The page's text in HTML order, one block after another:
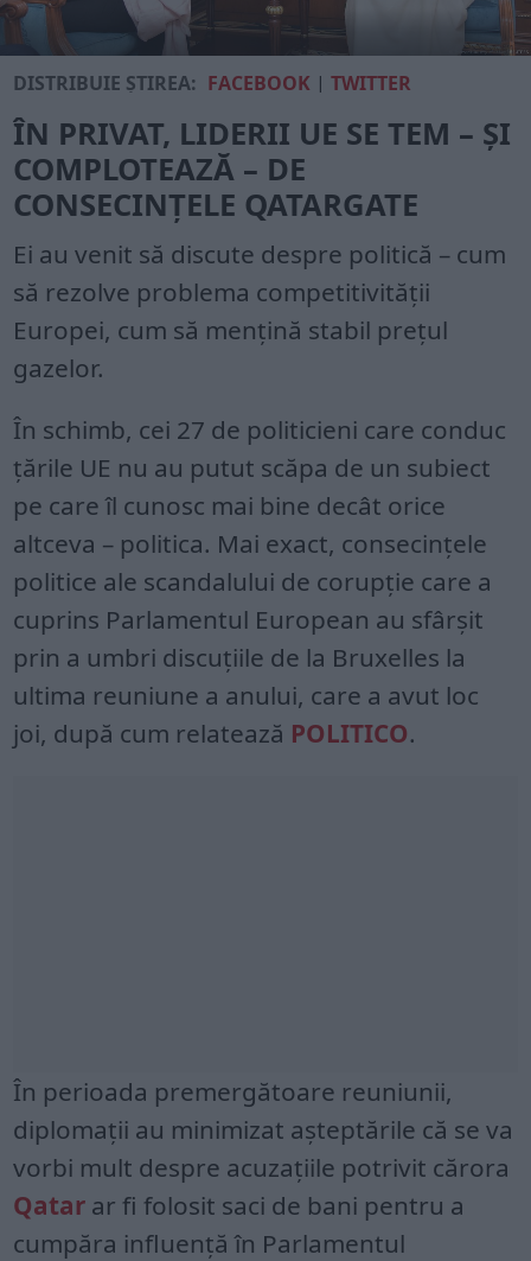
DISTRIBUIE ȘTIREA: FACEBOOK |TWITTER
ÎN PRIVAT, LIDERII UE SE TEM – ȘI
COMPLOTEAZĂ – DE
CONSECINȚELE QATARGATE
Ei au venit să discute despre politică – cum
să rezolve problema competitivității
Europei, cum să mențină stabil prețul
gazelor.
În schimb, cei 27 de politicieni care conduc
țările UE nu au putut scăpa de un subiect
pe care îl cunosc mai bine decât orice
altceva – politica. Mai exact, consecințele
politice ale scandalului de corupție care a
cuprins Parlamentul European au sfârșit
prin a umbri discuțiile de la Bruxelles la
ultima reuniune a anului, care a avut loc
joi, după cum relatează POLITICO.
În perioada premergătoare reuniunii,
diplomații au minimizat așteptările că se va
vorbi mult despre acuzațiile potrivit cărora
Qatar ar fi folosit saci de bani pentru a
cumpăra influență în Parlamentul